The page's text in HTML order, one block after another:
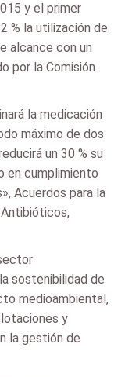
y el primer
% la utilización de
alcance con un
por la Comisión
la medicación
máximo de dos
un 30 % su
en cumplimiento
Acuerdos para la
sostenibilidad de
medioambiental,
y
la gestión de